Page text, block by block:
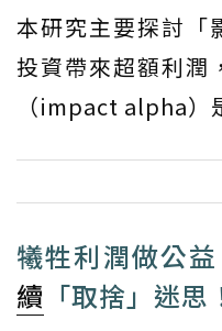
本研究主要探討「
投資帶來超額利潤
（impact alpha）
犧牲利潤做公益
續 「取捨」迷思